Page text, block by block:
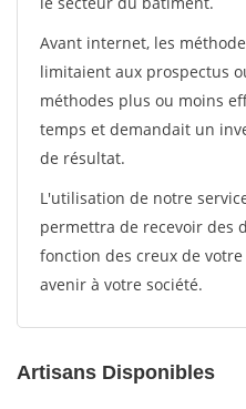
Avant internet, les
limitaient aux prospectus
méthodes plus ou moins
temps et demandait un
de résultat.
L'utilisation de notre
permettra de recevoir des
fonction des creux de
avenir à votre société.
Artisans Disponibles